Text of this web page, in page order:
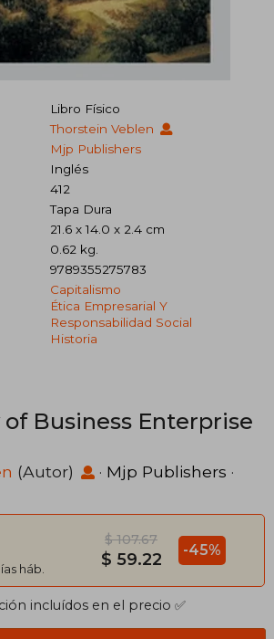
Libro Físico
Thorstein Veblen
Mjp Publishers
Inglés
412
Tapa Dura
21.6 x 14.0 x 2.4 cm
0.62 kg.
9789355275783
Capitalismo
Ética Empresarial Y
Responsabilidad Social
Historia
Business Enterprise
(Autor) · Mjp Publishers ·
háb.
$ 107.67
$ 59.22 -45%
incluídos en el precio ✅